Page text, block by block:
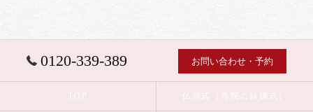
0120-339-389 お問い合わせ・予約